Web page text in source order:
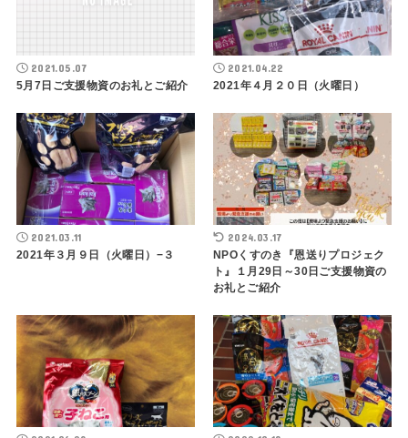
2021.05.07
5月7日ご支援物資のお礼とご紹介
2021.04.22
2021年４月２０日（火曜日）
2021.03.11
2021年３月９日（火曜日）−３
2024.03.17
NPOくすのき『恩送りプロジェク
ト』１月29日～30日ご支援物資の
お礼とご紹介